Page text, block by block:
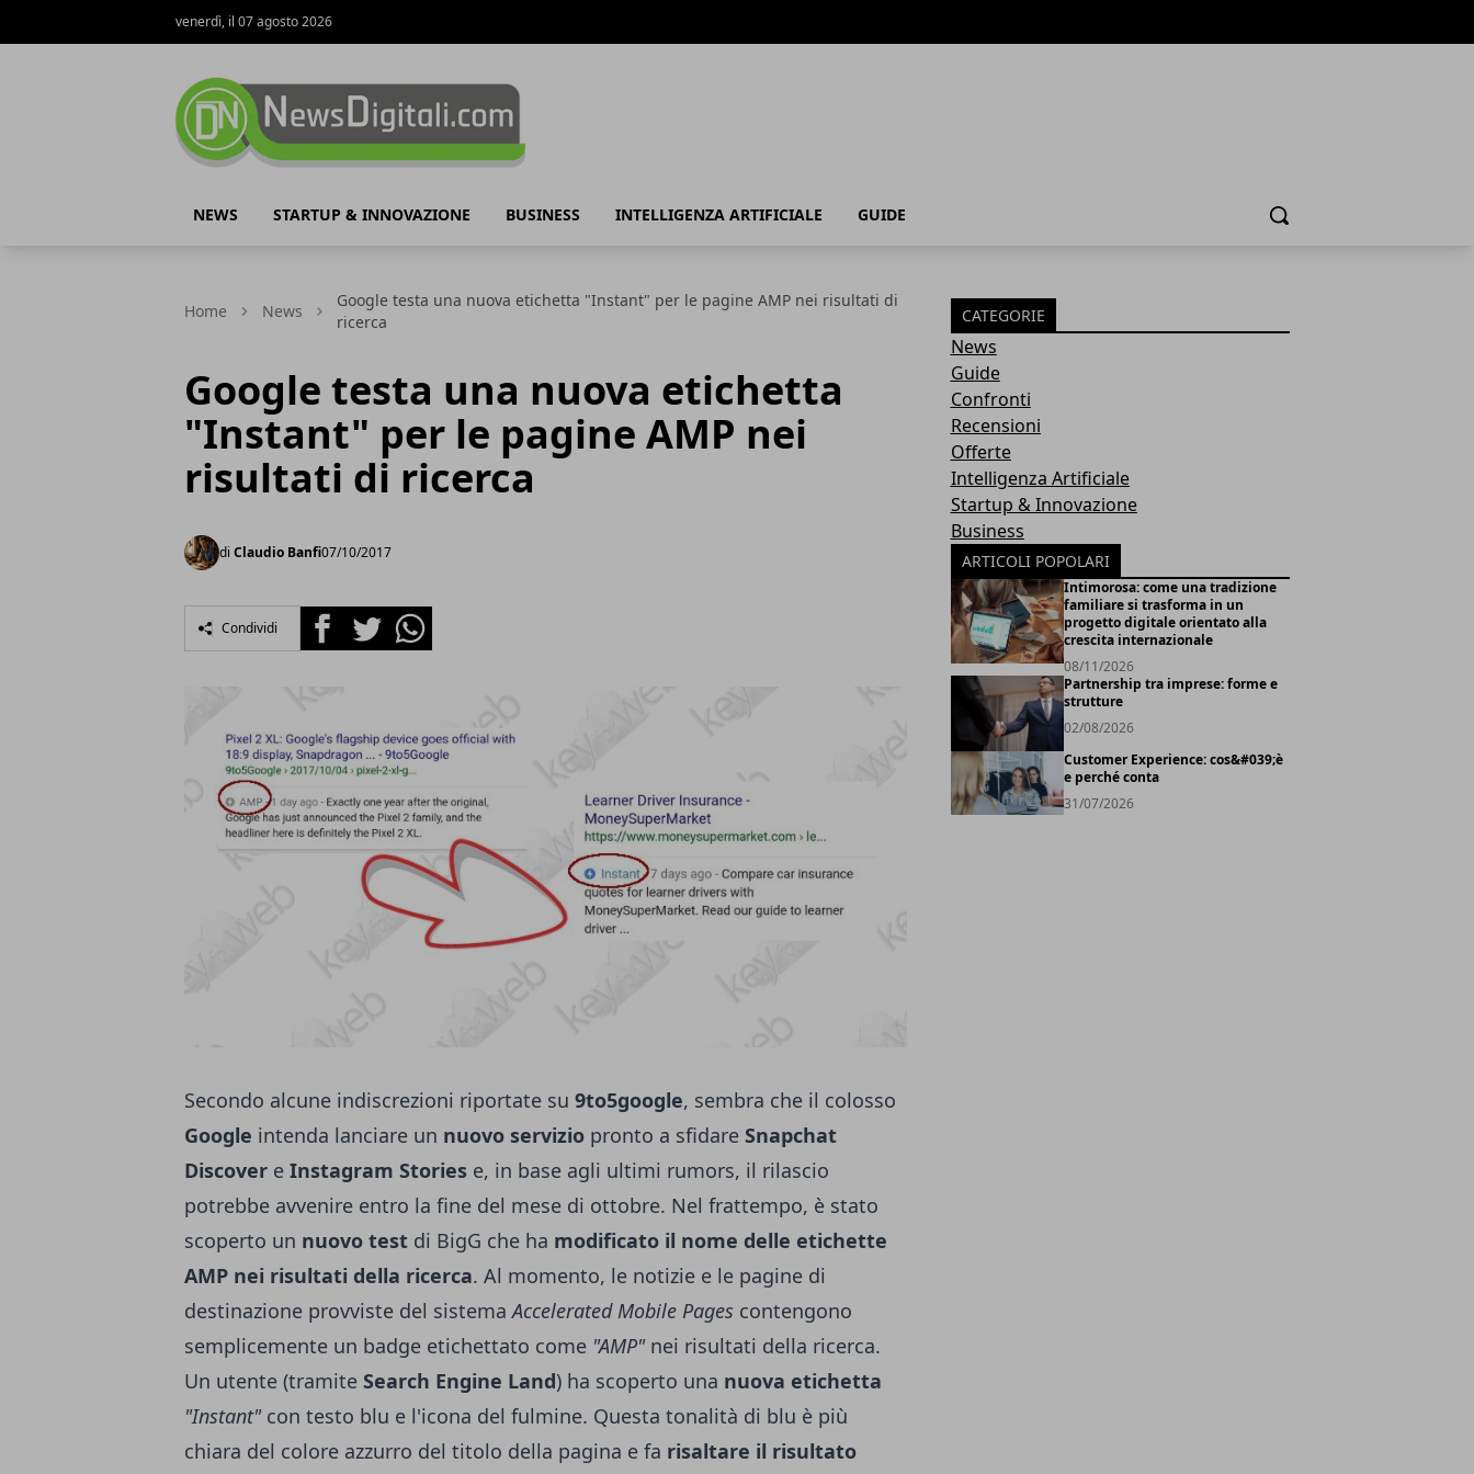
venerdì, il 07 agosto 2026
NEWS STARTUP & INNOVAZIONE BUSINESS INTELLIGENZA ARTIFICIALE GUIDE Cerca
Home News
Google testa una nuova etichetta "Instant" per le pagine AMP nei risultati di
ricerca
Google testa una nuova etichetta
"Instant" per le pagine AMP nei
risultati di ricerca
di Claudio Banfi07/10/2017
Condividi FacebookTwitterWhatsapp
Secondo alcune indiscrezioni riportate su 9to5google, sembra che il colosso
Google intenda lanciare un nuovo servizio pronto a sfidare Snapchat
Discover e Instagram Stories e, in base agli ultimi rumors, il rilascio
potrebbe avvenire entro la fine del mese di ottobre. Nel frattempo, è stato
scoperto un nuovo test di BigG che ha modificato il nome delle etichette
AMP nei risultati della ricerca. Al momento, le notizie e le pagine di
destinazione provviste del sistema Accelerated Mobile Pages contengono
semplicemente un badge etichettato come "AMP"nei risultati della ricerca.
Un utente (tramite Search Engine Land) ha scoperto una nuova etichetta
"Instant"con testo blu e l'icona del fulmine. Questa tonalità di blu è più
chiara del colore azzurro del titolo della pagina e fa risaltare il risultato
CATEGORIE
News
Guide
Confronti
Recensioni
Offerte
Intelligenza Artificiale
Startup & Innovazione
Business
ARTICOLI POPOLARI
Intimorosa: come una tradizione
familiare si trasforma in un
progetto digitale orientato alla
crescita internazionale
08/11/2026
Partnership tra imprese: forme e
strutture
02/08/2026
Customer Experience: cos&#039;è
e perché conta
31/07/2026